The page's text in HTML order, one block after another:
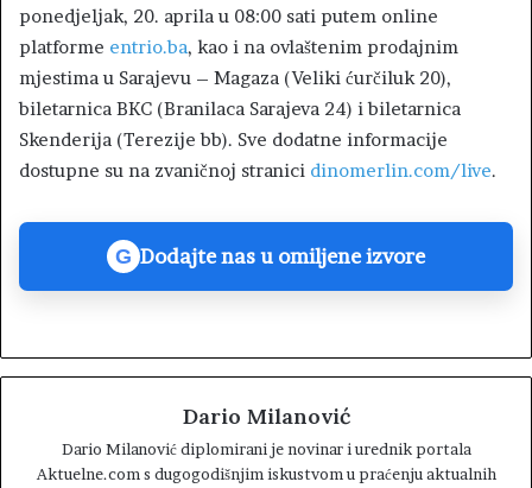
ponedjeljak, 20. aprila u 08:00 sati putem online
platforme entrio.ba, kao i na ovlaštenim prodajnim
mjestima u Sarajevu – Magaza (Veliki ćurčiluk 20),
biletarnica BKC (Branilaca Sarajeva 24) i biletarnica
Skenderija (Terezije bb). Sve dodatne informacije
dostupne su na zvaničnoj stranici dinomerlin.com/live.
G Dodajte nas u omiljene izvore
Dario Milanović
Dario Milanović diplomirani je novinar i urednik portala
Aktuelne.com s dugogodišnjim iskustvom u praćenju aktualnih